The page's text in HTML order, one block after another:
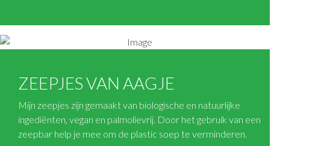
ZEEPJES VAN AAGJE
Mijn zeepjes zijn gemaakt van biologische en natuurlijke
ingediënten, vegan en palmolievrij. Door het gebruik van een
zeepbar help je mee om de plastic soep te verminderen.